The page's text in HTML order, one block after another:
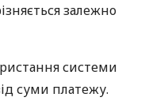
залежно
системи
суми платежу.